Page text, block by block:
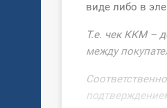
виде либо в
Т.е. чек ККМ –
между